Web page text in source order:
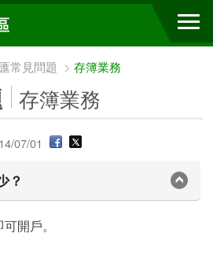
常見問題 >存簿業務
存簿業務
07/01
？
開戶。